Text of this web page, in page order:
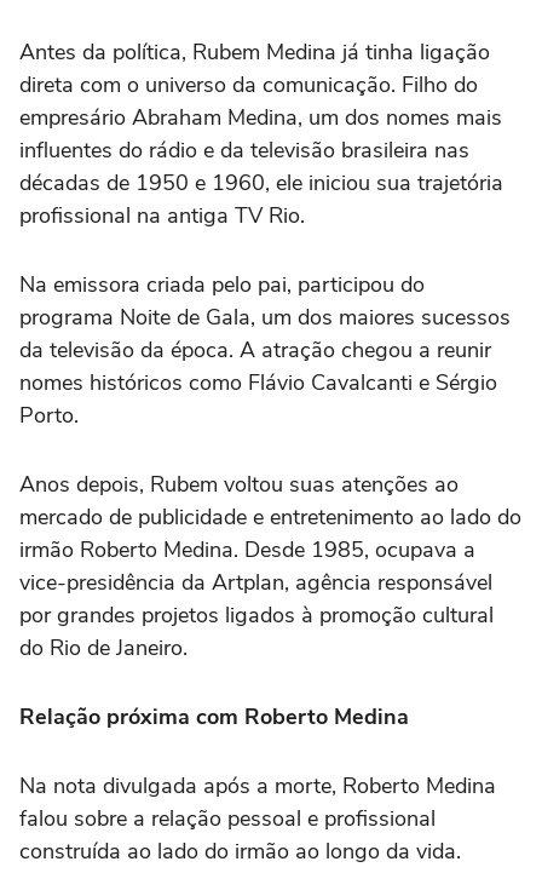
Antes da política, Rubem Medina já tinha ligação
direta com o universo da comunicação. Filho do
empresário Abraham Medina, um dos nomes mais
influentes do rádio e da televisão brasileira nas
décadas de 1950 e 1960, ele iniciou sua trajetória
profissional na antiga TV Rio.
Na emissora criada pelo pai, participou do
programa Noite de Gala, um dos maiores sucessos
da televisão da época. A atração chegou a reunir
nomes históricos como Flávio Cavalcanti e Sérgio
Porto.
Anos depois, Rubem voltou suas atenções ao
mercado de publicidade e entretenimento ao lado do
irmão Roberto Medina. Desde 1985, ocupava a
vice-presidência da Artplan, agência responsável
por grandes projetos ligados à promoção cultural
do Rio de Janeiro.
Relação próxima com Roberto Medina
Na nota divulgada após a morte, Roberto Medina
falou sobre a relação pessoal e profissional
construída ao lado do irmão ao longo da vida.